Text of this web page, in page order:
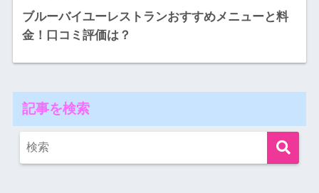
ブルーバイユーレストランおすすめメニューと料
金！口コミ評価は？
記事を検索